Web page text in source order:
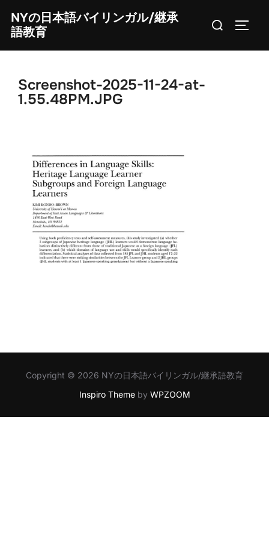
content
NYの日本語バイリンガル/継承
語教育
Search
Screenshot-2025-11-24-at-
1.55.48PM.JPG
Copyright © 2026 NYの日本語バイリンガル/継承語教育
Inspiro Themeby WPZOOM